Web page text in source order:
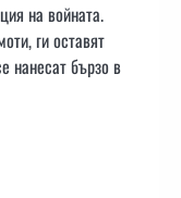
на войната.
ги оставят
нанесат бързо в